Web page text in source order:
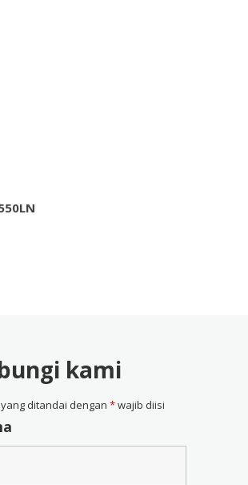
kami
yang ditandai dengan*wajib diisi